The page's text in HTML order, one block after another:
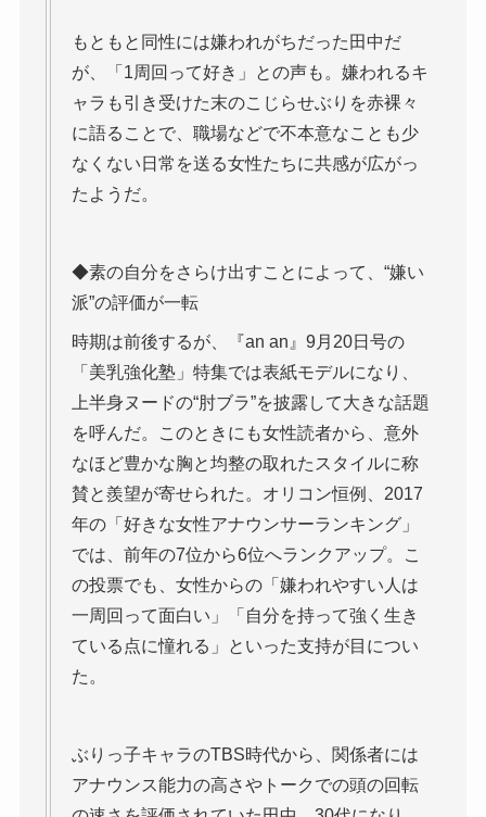
もともと同性には嫌われがちだった田中だ
が、「1周回って好き」との声も。嫌われるキ
ャラも引き受けた末のこじらせぶりを赤裸々
に語ることで、職場などで不本意なことも少
なくない日常を送る女性たちに共感が広がっ
たようだ。
◆素の自分をさらけ出すことによって、“嫌い
派”の評価が一転
時期は前後するが、『an an』9月20日号の
「美乳強化塾」特集では表紙モデルになり、
上半身ヌードの“肘ブラ”を披露して大きな話題
を呼んだ。このときにも女性読者から、意外
なほど豊かな胸と均整の取れたスタイルに称
賛と羨望が寄せられた。オリコン恒例、2017
年の「好きな女性アナウンサーランキング」
では、前年の7位から6位へランクアップ。こ
の投票でも、女性からの「嫌われやすい人は
一周回って面白い」「自分を持って強く生き
ている点に憧れる」といった支持が目につい
た。
ぶりっ子キャラのTBS時代から、関係者には
アナウンス能力の高さやトークでの頭の回転